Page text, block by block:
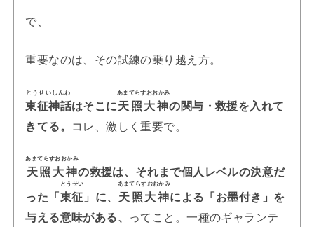
で、
重要なのは、その試練の乗り越え方。
東征神話
とうせいしんわ
はそこに天照大神
あまてらすおおかみ
の関与・救援を入れて
きてる。 コレ、激しく重要で。
天照大神
あまてらすおおかみ
の救援は、それまで個人レベルの決意だ
った「東征
とうせい
」に、 天照大神
あまてらすおおかみ
による「お墨付き」を
与える意味がある、 ってこと。一種のギャランテ